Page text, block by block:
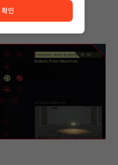
직 모릅니다......
확인